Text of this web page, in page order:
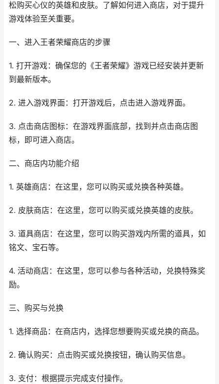
松购买心仪的英雄和皮肤。了解如何进入商店，对于提升
游戏体验至关重要。
一、进入王者荣耀商店的步骤
1. 打开游戏：确保您的《王者荣耀》游戏已经安装并更新
到最新版本。
2. 进入游戏界面：打开游戏后，点击进入游戏界面。
3. 点击商店图标：在游戏界面底部，找到并点击商店图
标，即可进入商店。
二、商店内功能介绍
1. 英雄商店：在这里，您可以购买或兑换各种英雄。
2. 皮肤商店：在这里，您可以购买或兑换英雄的皮肤。
3. 道具商店：在这里，您可以购买游戏内所需的道具，如
铭文、宝石等。
4. 活动商店：在这里，您可以参与各种活动，兑换特殊奖
励。
三、购买与兑换
1. 选择商品：在商店内，选择您想要购买或兑换的商品。
2. 确认购买：点击购买或兑换按钮，确认购买信息。
3. 支付：根据提示完成支付操作。